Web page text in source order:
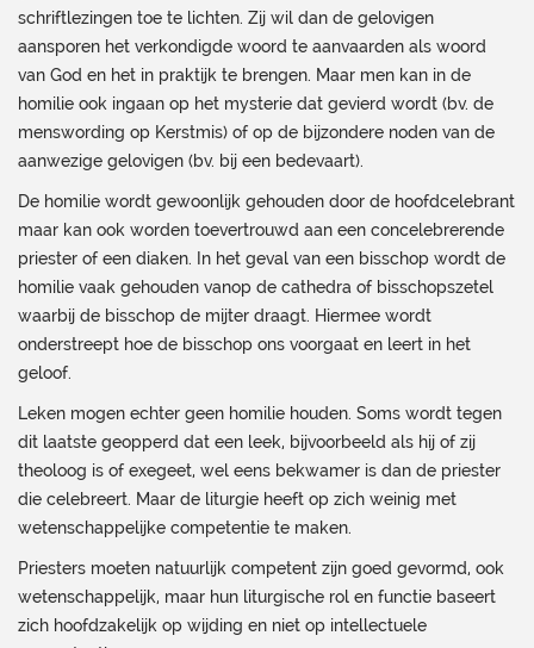
schriftlezingen toe te lichten. Zij wil dan de gelovigen
aansporen het verkondigde woord te aanvaarden als woord
van God en het in praktijk te brengen. Maar men kan in de
homilie ook ingaan op het mysterie dat gevierd wordt (bv. de
menswording op Kerstmis) of op de bijzondere noden van de
aanwezige gelovigen (bv. bij een bedevaart).
De homilie wordt gewoonlijk gehouden door de hoofdcelebrant
maar kan ook worden toevertrouwd aan een concelebrerende
priester of een diaken. In het geval van een bisschop wordt de
homilie vaak gehouden vanop de cathedra of bisschopszetel
waarbij de bisschop de mijter draagt. Hiermee wordt
onderstreept hoe de bisschop ons voorgaat en leert in het
geloof.
Leken mogen echter geen homilie houden. Soms wordt tegen
dit laatste geopperd dat een leek, bijvoorbeeld als hij of zij
theoloog is of exegeet, wel eens bekwamer is dan de priester
die celebreert. Maar de liturgie heeft op zich weinig met
wetenschappelijke competentie te maken.
Priesters moeten natuurlijk competent zijn goed gevormd, ook
wetenschappelijk, maar hun liturgische rol en functie baseert
zich hoofdzakelijk op wijding en niet op intellectuele